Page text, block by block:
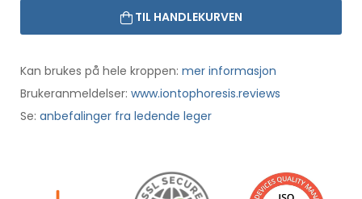
TIL HANDLEKURVEN
Kan brukes på hele kroppen: mer informasjon
Brukeranmeldelser: www.iontophoresis.reviews
Se: anbefalinger fra ledende leger